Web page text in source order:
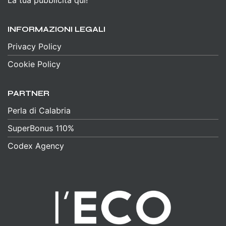
INFORMAZIONI LEGALI
Privacy Policy
Cookie Policy
PARTNER
Perla di Calabria
SuperBonus 110%
Codex Agency